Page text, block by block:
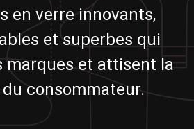
en verre innovants,
et superbes qui
marques et attisent la
consommateur.